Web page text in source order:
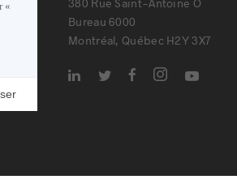
380 Rue Saint-Antoine O
Bureau 6000
Montréal, Québec H2Y 3X7